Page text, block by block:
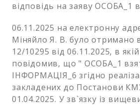
відповідь на заяву ОСОБА_1
06.11.2025 на електронну
Міняйло Я. В. було отримано
12/10295 від 06.11.2025, в
повідомив, що " ОСОБА_1
ІНФОРМАЦІЯ_6 згідно
закладених до Постанови
01.04.2025. У зв`язку із